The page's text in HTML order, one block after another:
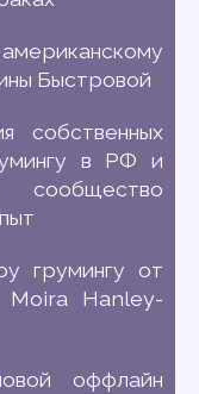
Быстровой
собственных
в РФ и
грумингу от
Hanley-
оффлайн